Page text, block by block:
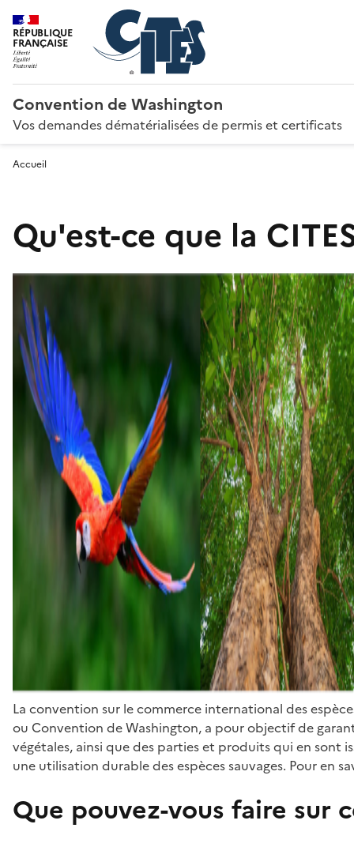
RÉPUBLIQUE
FRANÇAISE
Convention de Washington
Vos demandes dématérialisées de permis et certificats
Accueil
Qu'est-ce que la
La convention sur le commerce international des
ou Convention de Washington, a pour objectif de
végétales, ainsi que des parties et produits qui en sont
une utilisation durable des espèces sauvages. Pour en
Que pouvez-vous faire sur